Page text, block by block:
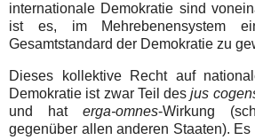
internationale Demokratie sind
ist es, im Mehrebenensystem
Gesamtstandard der Demokratie zu
Dieses kollektive Recht auf
Demokratie ist zwar Teil desjus
und hat erga-omnes-Wirkung
gegenüber allen anderen Staaten).